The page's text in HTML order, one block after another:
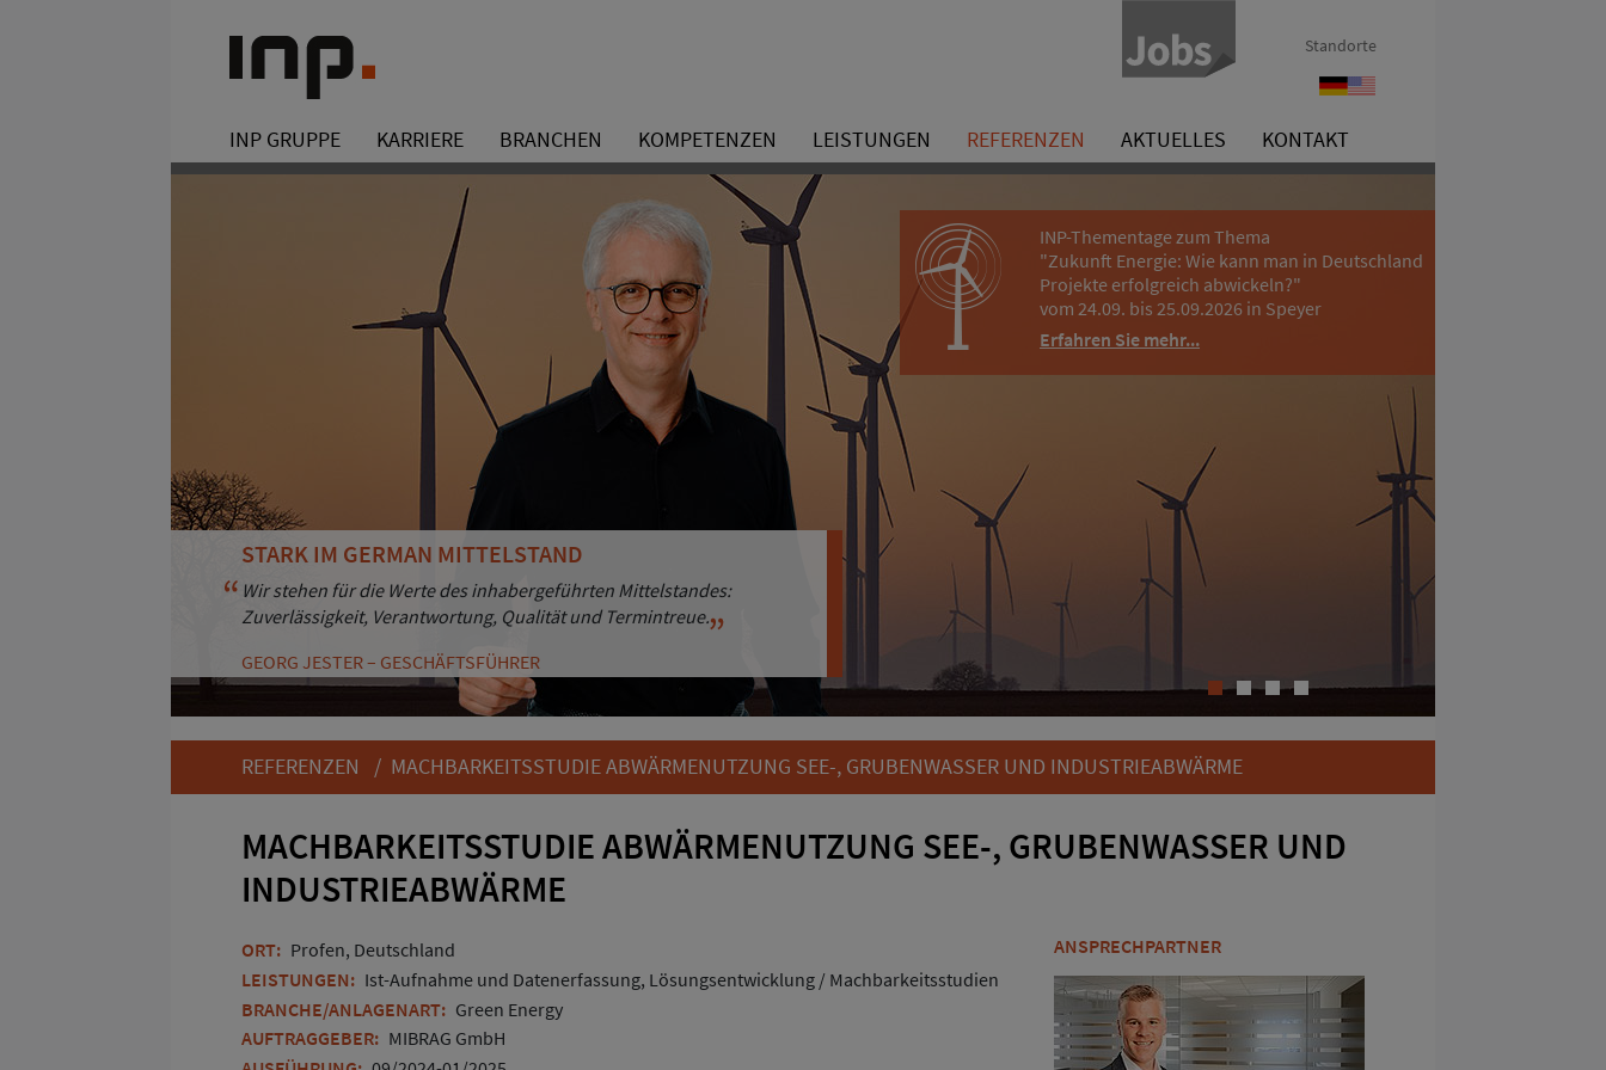
Standorte
INP GRUPPE KARRIERE BRANCHEN KOMPETENZEN LEISTUNGEN REFERENZEN AKTUELLES KONTAKT
Referenzen
References
INP-Thementage zum Thema
"Zukunft Energie: Wie kann man in Deutschland
Projekte erfolgreich abwickeln?"
vom 24.09. bis 25.09.2026 in Speyer
Erfahren Sie mehr...
STARK IM GERMAN MITTELSTAND
Wir stehen für die Werte des inhabergeführten Mittelstandes:
Zuverlässigkeit, Verantwortung, Qualität und Termintreue.
GEORG JESTER – GESCHÄFTSFÜHRER
BESTÄNDIGKEIT UND KUNDENORIENTIERUNG
Durch Professionalität und Zuverlässigkeit punkten wir bei unseren
Kunden. Und das seit mehr als 30 Jahren.
ANDREAS HAASS – GESCHÄFTSFÜHRER
1
2 3 4
REFERENZEN / MACHBARKEITSSTUDIE ABWÄRMENUTZUNG SEE-, GRUBENWASSER UND INDUSTRIEABWÄRME
MACHBARKEITSSTUDIE ABWÄRMENUTZUNG SEE-, GRUBENWASSER UND
INDUSTRIEABWÄRME
ORT: Profen, Deutschland
LEISTUNGEN: Ist-Aufnahme und Datenerfassung, Lösungsentwicklung / Machbarkeitsstudien
BRANCHE/ANLAGENART: Green Energy
AUFTRAGGEBER: MIBRAG GmbH
ANSPRECHPARTNER